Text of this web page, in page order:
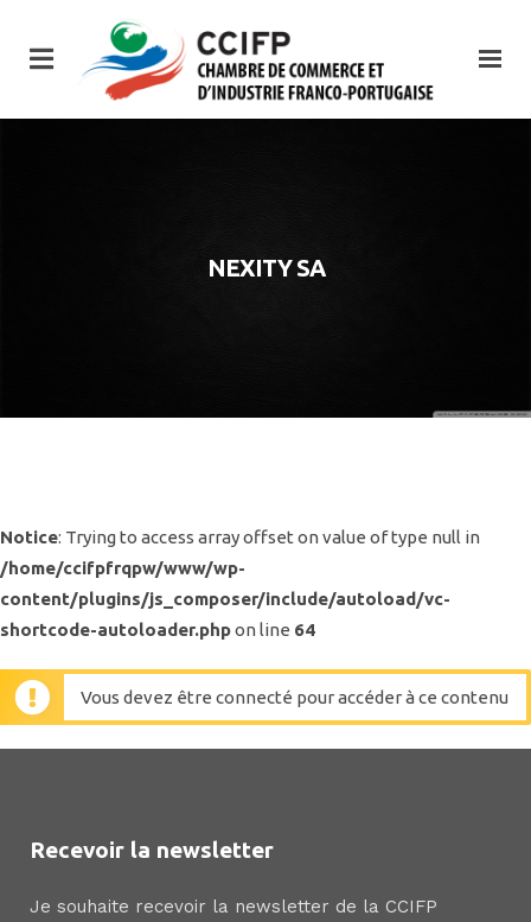
NEXITY SA
Notice: Trying to access array offset on value of type null in
/home/ccifpfrqpw/www/wp-
content/plugins/js_composer/include/autoload/vc-
shortcode-autoloader.phpon line 64
Vous devez être connecté pour accéder à ce contenu
Recevoir la newsletter
Je souhaite recevoir la newsletter de la CCIFP